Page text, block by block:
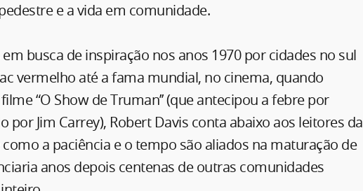
e a vida em comunidade.
busca de inspiração nos anos 1970 por cidades no sul
vermelho até a fama mundial, no cinema, quando
“O Show de Truman’’ (que antecipou a febre por
por Jim Carrey), Robert Davis conta abaixo aos leitores da
a paciência e o tempo são aliados na maturação de
anos depois centenas de outras comunidades